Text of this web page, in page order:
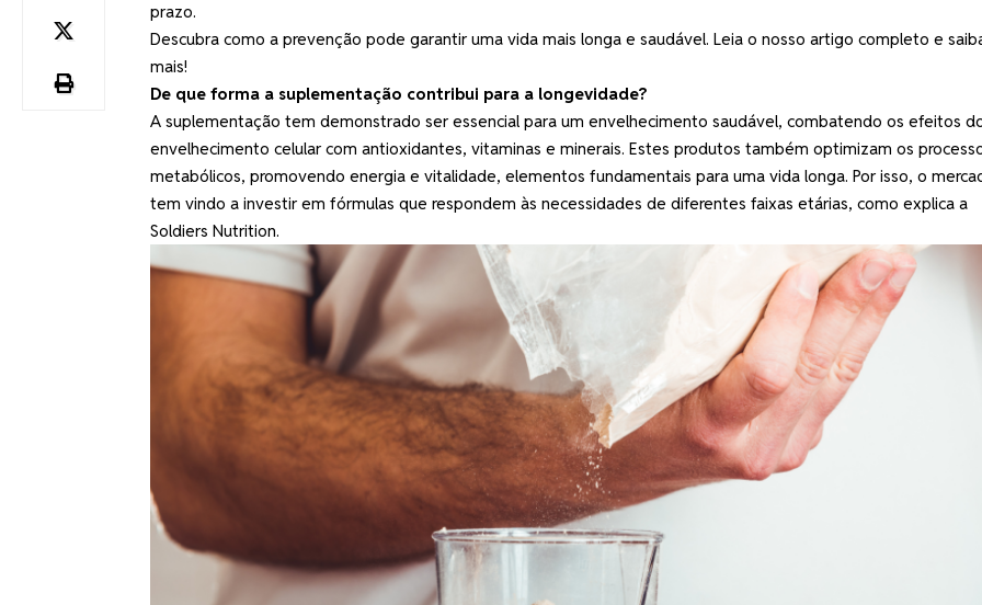
prazo.
Descubra como a prevenção pode garantir uma vida mais longa e saudável. Leia o nosso artigo completo e
mais!
De que forma a suplementação contribui para a longevidade?
A suplementação tem demonstrado ser essencial para um envelhecimento saudável, combatendo os efeitos
envelhecimento celular com antioxidantes, vitaminas e minerais. Estes produtos também optimizam os
metabólicos, promovendo energia e vitalidade, elementos fundamentais para uma vida longa. Por isso, o
tem vindo a investir em fórmulas que respondem às necessidades de diferentes faixas etárias, como explica a
Soldiers Nutrition.